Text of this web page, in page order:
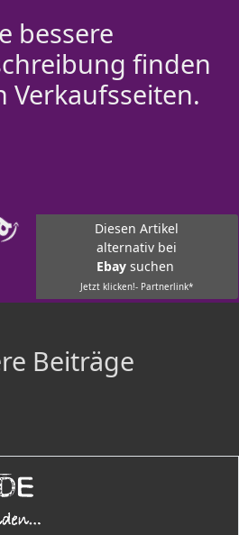
bessere
finden
Verkaufsseiten.
Diesen Artikel
alternativ bei
Ebay suchen
Jetzt klicken!- Partnerlink*
Beiträge